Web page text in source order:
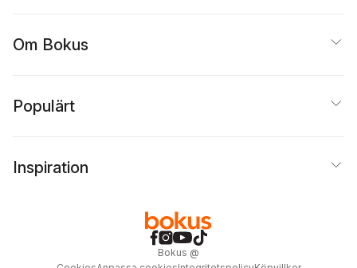
Om Bokus
Populärt
Inspiration
Bokus @